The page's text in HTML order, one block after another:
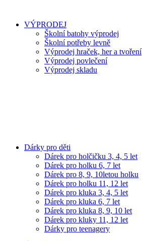
VÝPRODEJ
Školní batohy výprodej
Školní potřeby levně
Výprodej hraček, her a tvoření
Výprodej povlečení
Výprodej skladu
Dárky pro děti
Dárek pro holčičku 3, 4, 5 let
Dárek pro holku 6, 7 let
Dárek pro 8, 9, 10letou holku
Dárek pro holku 11, 12 let
Dárek pro kluka 3, 4, 5 let
Dárek pro kluka 6, 7 let
Dárek pro kluka 8, 9, 10 let
Dárek pro kluky 11, 12 let
Dárky pro teenagery